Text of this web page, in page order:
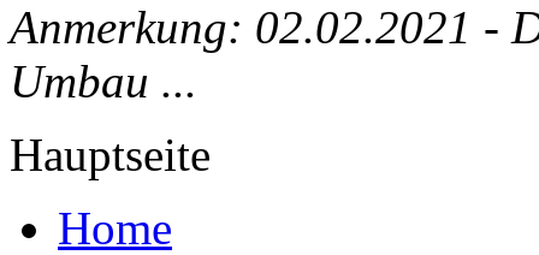
Anmerkung: 02.02.2021 -
Umbau ...
Hauptseite
Home